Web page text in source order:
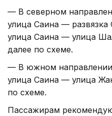
— В северном
улица Саина —
улица Саина — улица
далее по схеме.
— В южном
улица Саина — улица
по схеме.
Пассажирам